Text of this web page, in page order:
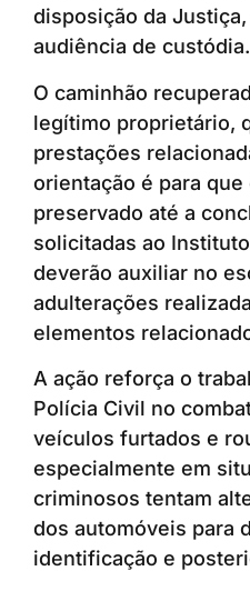
disposição da
audiência de custódia.
O caminhão
legítimo proprietário,
prestações
orientação é para
preservado até a
solicitadas ao
deverão auxiliar no
adulterações
elementos
A ação reforça o
Polícia Civil no
veículos furtados e
especialmente em
criminosos tentam
dos automóveis para
identificação e